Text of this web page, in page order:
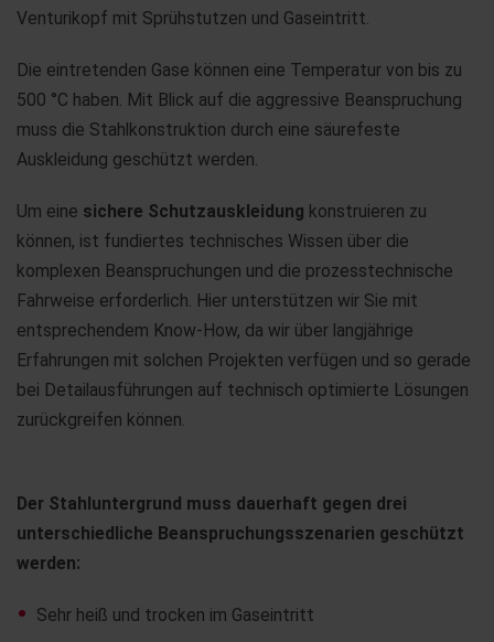
Venturikopf mit Sprühstutzen und Gaseintritt.
Die eintretenden Gase können eine Temperatur von bis zu
500 °C haben. Mit Blick auf die aggressive Beanspruchung
muss die Stahlkonstruktion durch eine säurefeste
Auskleidung geschützt werden.
Um eine sichere Schutzauskleidung konstruieren zu
können, ist fundiertes technisches Wissen über die
komplexen Beanspruchungen und die prozesstechnische
Fahrweise erforderlich. Hier unterstützen wir Sie mit
entsprechendem Know-How, da wir über langjährige
Erfahrungen mit solchen Projekten verfügen und so gerade
bei Detailausführungen auf technisch optimierte Lösungen
zurückgreifen können.
Der Stahluntergrund muss dauerhaft gegen drei
unterschiedliche Beanspruchungsszenarien geschützt
werden:
Sehr heiß und trocken im Gaseintritt